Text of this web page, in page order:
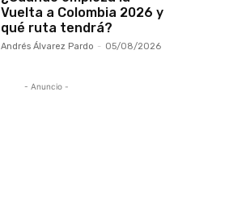
Vuelta a Colombia 2026 y
qué ruta tendrá?
Andrés Álvarez Pardo - 05/08/2026
- Anuncio -